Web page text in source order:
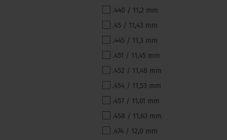
.440 / 11,2 mm
.45 / 11,43 mm
.445 / 11,3 mm
.451 / 11,45 mm
.452 / 11,48 mm
.454 / 11,53 mm
.457 / 11,61 mm
.458 / 11,63 mm
.474 / 12,0 mm